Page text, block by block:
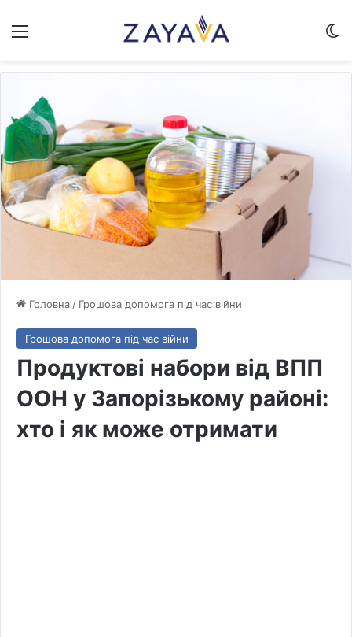
Меню
Головна / Грошова допомога під час війни
Грошова допомога під час війни
Продуктові набори від ВПП
ООН у Запорізькому районі:
хто і як може отримати